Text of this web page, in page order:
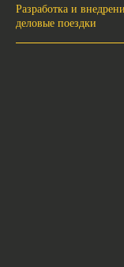
Разработка и
деловые поездки